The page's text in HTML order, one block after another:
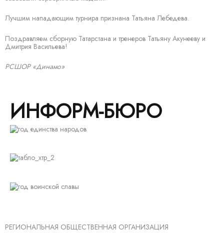
Лучшим нападающим турнира признана Татьяна Лебедева.
Поздравляем сборную Татарстана и тренеров Татьяну Акунееву и
Дмитрия Васильева!
РСШОР «Динамо»
ИНФОРМ-БЮРО
РЕГИОНАЛЬНАЯ ОБЩЕСТВЕННАЯ ОРГАНИЗАЦИЯ